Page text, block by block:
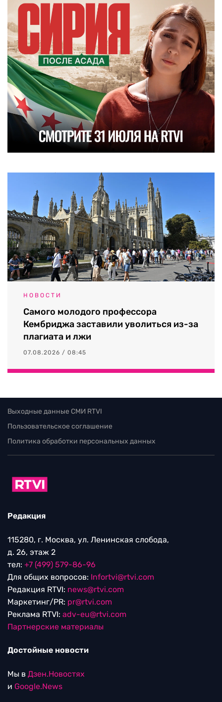
НОВОСТИ
Самого молодого профессора
Кембриджа заставили уволиться из-за
плагиата и лжи
07.08.2026 / 08:45
Выходные данные СМИ RTVI
Пользовательское соглашение
Политика обработки персональных данных
Редакция
115280, г. Москва, ул. Ленинская слобода,
д. 26, этаж 2
тел: +7 (499) 579-86-96
Для общих вопросов: Infortvi@rtvi.com
Редакция RTVI: news@rtvi.com
Маркетинг/PR: pr@rtvi.com
Реклама RTVI: adv-eu@rtvi.com
Партнерские материалы
Достойные новости
Мы в Дзен.Новостях
и Google.News